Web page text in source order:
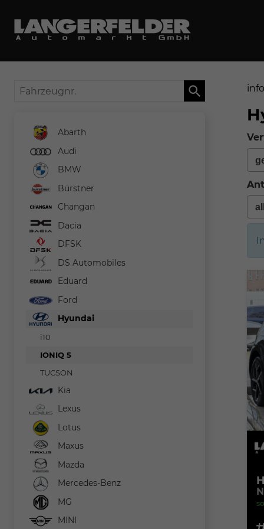
info
Fahrzeugnr.
Abarth
Audi
BMW
Bürstner
Changan
Dacia
DFSK
DS Automobiles
Eduard
Ford
Hyundai
i10
IONIQ 5
TUCSON
Kia
Lexus
Lotus
Maxus
Mazda
Mercedes-Benz
MG
MINI